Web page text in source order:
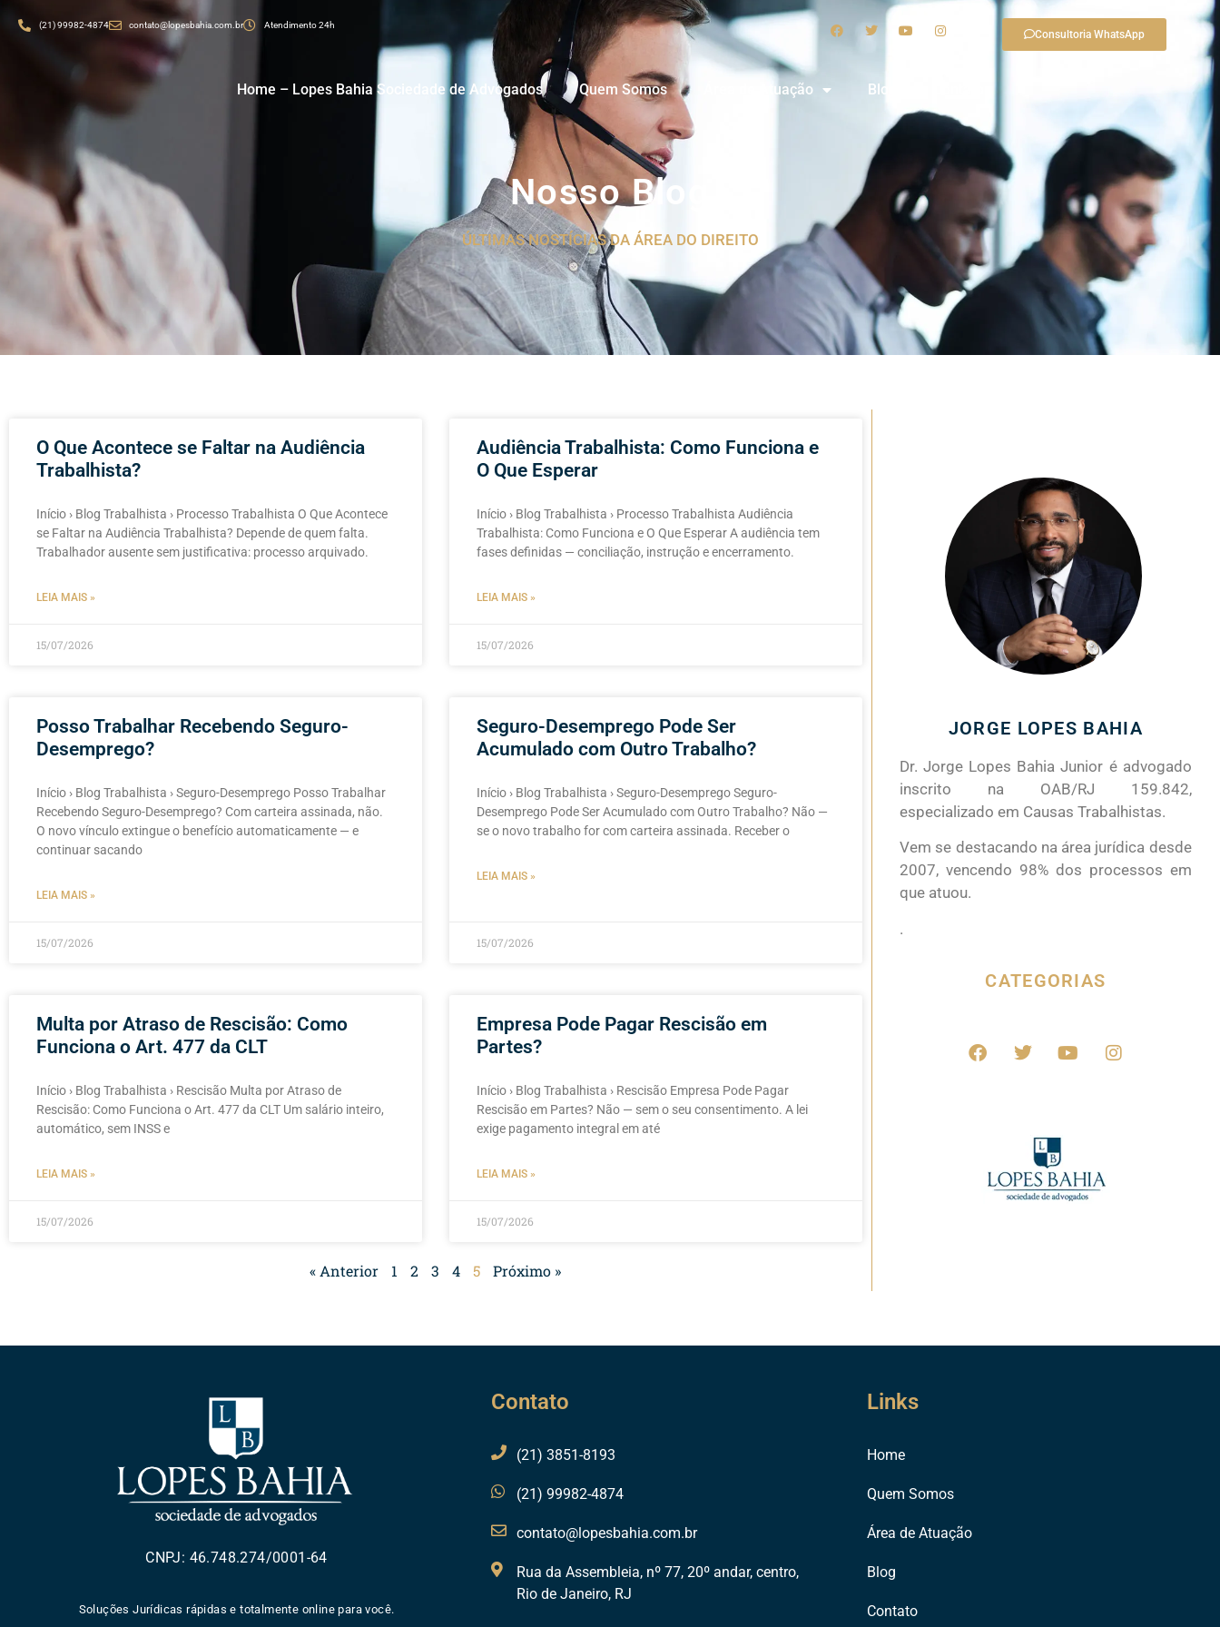
(21) 99982-4874 contato@lopesbahia.com.br Atendimento 24h
Consultoria WhatsApp
Home – Lopes Bahia Sociedade de Advogados Quem Somos Área de Atuação Blog
Nosso Blog
ÚLTIMAS NOSTÍCIAS DA ÁREA DO DIREITO
O Que Acontece se Faltar na Audiência
Trabalhista?
Início › Blog Trabalhista › Processo Trabalhista O Que Acontece
se Faltar na Audiência Trabalhista? Depende de quem falta.
Trabalhador ausente sem justificativa: processo arquivado.
LEIA MAIS »
15/07/2026
Audiência Trabalhista: Como Funciona e
O Que Esperar
Início › Blog Trabalhista › Processo Trabalhista Audiência
Trabalhista: Como Funciona e O Que Esperar A audiência tem
fases definidas — conciliação, instrução e encerramento.
LEIA MAIS »
15/07/2026
Posso Trabalhar Recebendo Seguro-
Desemprego?
Início › Blog Trabalhista › Seguro-Desemprego Posso Trabalhar
Recebendo Seguro-Desemprego? Com carteira assinada, não.
O novo vínculo extingue o benefício automaticamente — e
continuar sacando
LEIA MAIS »
15/07/2026
Seguro-Desemprego Pode Ser
Acumulado com Outro Trabalho?
Início › Blog Trabalhista › Seguro-Desemprego Seguro-
Desemprego Pode Ser Acumulado com Outro Trabalho? Não —
se o novo trabalho for com carteira assinada. Receber o
LEIA MAIS »
15/07/2026
Multa por Atraso de Rescisão: Como
Funciona o Art. 477 da CLT
Início › Blog Trabalhista › Rescisão Multa por Atraso de
Rescisão: Como Funciona o Art. 477 da CLT Um salário inteiro,
automático, sem INSS e
LEIA MAIS »
15/07/2026
Empresa Pode Pagar Rescisão em
Partes?
Início › Blog Trabalhista › Rescisão Empresa Pode Pagar
Rescisão em Partes? Não — sem o seu consentimento. A lei
exige pagamento integral em até
LEIA MAIS »
15/07/2026
« Anterior 1 2 3 4 5 Próximo »
JORGE LOPES BAHIA
Dr. Jorge Lopes Bahia Junior é advogado
inscrito na OAB/RJ 159.842,
especializado em Causas Trabalhistas.
Vem se destacando na área jurídica desde
2007, vencendo 98% dos processos em
que atuou.
.
CATEGORIAS
CNPJ: 46.748.274/0001-64
Soluções Jurídicas rápidas e totalmente online para você.
Contato
(21) 3851-8193
(21) 99982-4874
contato@lopesbahia.com.br
Rua da Assembleia, nº 77, 20º andar, centro,
Rio de Janeiro, RJ
Links
Home
Quem Somos
Área de Atuação
Blog
Contato